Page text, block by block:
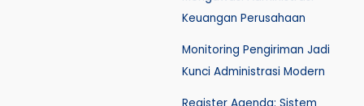
Keuangan Perusahaan
Monitoring Pengiriman Jadi
Kunci Administrasi Modern